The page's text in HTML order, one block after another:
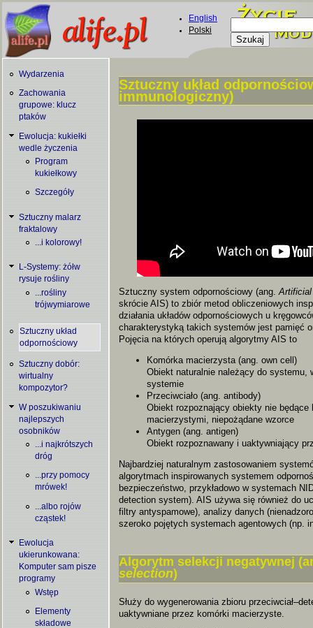
Skip to main content
English
Polski
Formularz
Wydarzenia
Zachowania
grupowe: klucz
ptaków
Ewolucja: kukiełki
wedle życzenia
Program
kukiełkowy
Szczegóły
Sztuczny malarz
fraktalowy
...i kolorowy!
L-Systemy: żółw
rysuje rośliny
...rośliny
trójwymiarowe
Sztuczny układ
odpornościowy
Sztuczny dobór:
wirtualny
kompozytor?
W poszukiwaniu
najlepszych
osobników
...i najkrótszych
dróg
...przy pomocy
mrówek!
...albo rojów
cząstek!
Ewolucja
ukierunkowana:
Komputer sam pisze
programy
Wstęp
Elementy
składowe
You are here
Sztuczny układ
immunologiczny)
Sztuczny system odpornościowy (ang.
skrócie AIS) to zbiór metod obliczeniowych
działania układów odpornościowych u
charakterystyką takich systemów jest pamięć
Pojęcia na których operują algorytmy AIS to
Komórka macierzysta (ang. own cell)
Obiekt naturalnie należący do systemu,
systemie
Przeciwciało (ang. antibody)
Obiekt rozpoznający obiekty nie będące
macierzystymi, niepożądane wzorce
Antygen (ang. antigen)
Obiekt rozpoznawany i uaktywniający
Najbardziej naturalnym zastosowaniem
algorytmach inspirowanych systemem
bezpieczeństwo, przykładowo w systemach
detection system). AIS używa się również do
filtry antyspamowe), analizy danych
szeroko pojętych systemach agentowych (np.
Algorytm selekcji negatywnej
selection)
Służy do wygenerowania zbioru
uaktywniane przez komórki macierzyste.